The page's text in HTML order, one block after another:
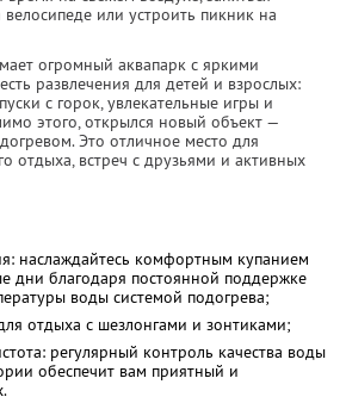
велосипеде или устроить пикник на
огромный аквапарк с яркими
развлечения для детей и взрослых:
с горок, увлекательные игры и
этого, открылся новый объект —
Это отличное место для
отдыха, встреч с друзьями и активных
наслаждайтесь комфортным купанием
дни благодаря постоянной поддержке
воды системой подогрева;
отдыха с шезлонгами и зонтиками;
регулярный контроль качества воды
обеспечит вам приятный и